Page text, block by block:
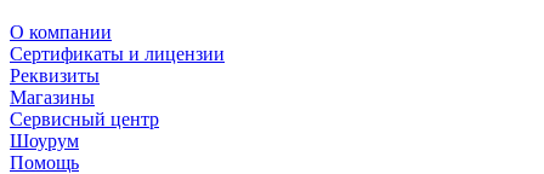
О компании
Сертификаты и лицензии
Реквизиты
Магазины
Сервисный центр
Шоурум
Помощь